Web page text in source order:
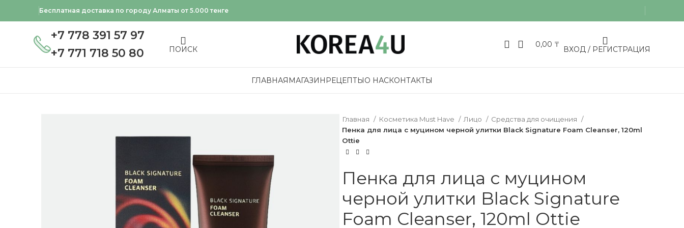
Бесплатная доставка по городу Алматы от 5.000 тенге
+7 778 391 57 97
+7 771 718 50 80
ПОИСК
0,00 ₸
ВХОД / РЕГИСТРАЦИЯ
ГЛАВНАЯ МАГАЗИН РЕЦЕПТЫО НАСКОНТАКТЫ
Главная Косметика Must Have Лицо
Средства для очищения
Пенка для лица с муцином черной улитки Black Signature Foam Cleanser, 120ml
Ottie
Пенка для лица с муцином
черной улитки Black Signature
Foam Cleanser, 120ml Ottie